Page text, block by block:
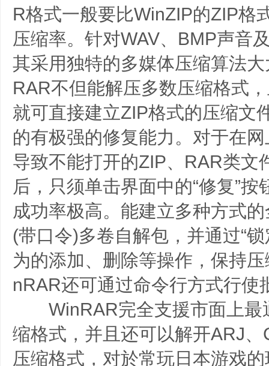
R格式一般要比WinZIP的ZIP格
压缩率。针对WAV、BMP声音
其采用独特的多媒体压缩算法
RAR不但能解压多数压缩格式
就可直接建立ZIP格式的压缩文
的有极强的修复能力。对于在
导致不能打开的ZIP、RAR类文
后，只须单击界面中的“修复”
成功率极高。能建立多种方式
(带口令)多卷自解包，并通过“
为的添加、删除等操作，保持
nRAR还可通过命令行方式行使
WinRAR完全支援市面上最
缩格式，并且还可以解开ARJ
压缩格式，对於常玩日本游戏